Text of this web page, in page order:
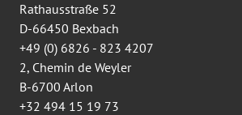
Rathausstraße 52
D-66450 Bexbach
+49 (0) 6826 - 823 4207
2, Chemin de Weyler
B-6700 Arlon
+32 494 15 19 73